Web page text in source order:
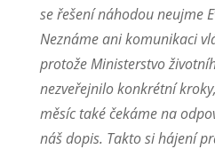
se řešení náhodou neujme
Neznáme ani komunikaci
protože Ministerstvo
nezveřejnilo konkrétní
měsíc také čekáme na
náš dopis. Takto si hájení